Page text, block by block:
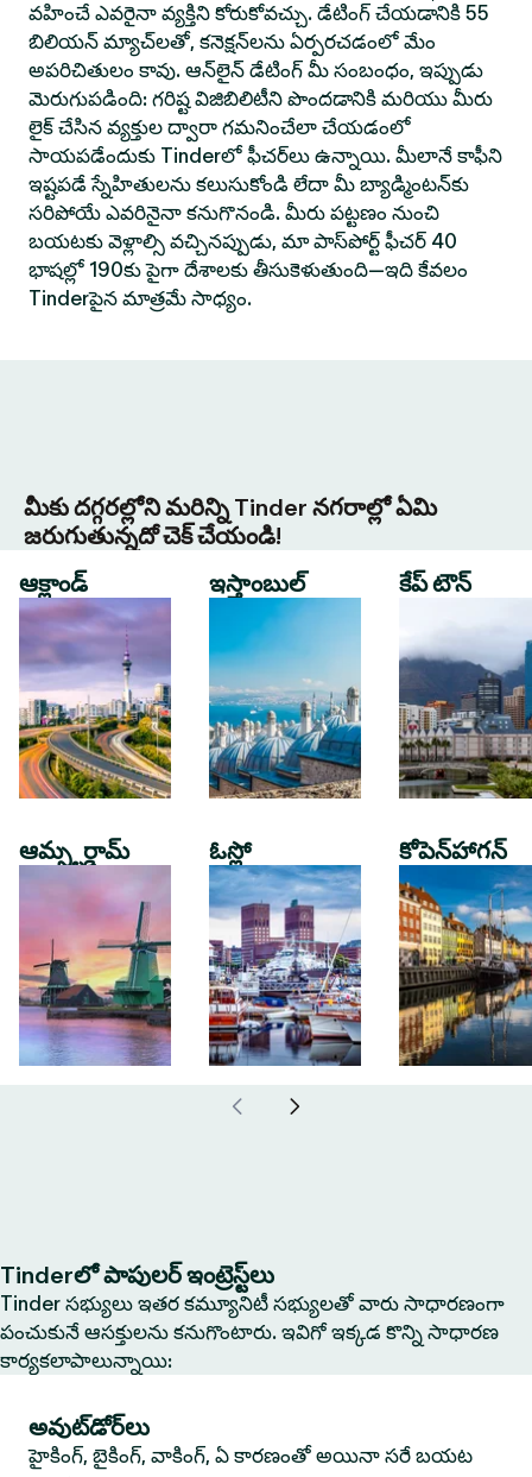
వహించే ఎవరైనా వ్యక్తిని కోరుకోవచ్చు. డేటింగ్ చేయడానికి 55
బిలియన్ మ్యాచ్‌లతో, కనెక్షన్‌లను ఏర్పరచడంలో మేం
అపరిచితులం కావు. ఆన్‌లైన్ డేటింగ్ మీ సంబంధం, ఇప్పుడు
మెరుగుపడింది: గరిష్ట విజిబిలిటీని పొందడానికి మరియు మీరు
లైక్ చేసిన వ్యక్తుల ద్వారా గమనించేలా చేయడంలో
సాయపడేందుకు Tinderలో ఫీచర్‌లు ఉన్నాయి. మీలానే కాఫీని
ఇష్టపడే స్నేహితులను కలుసుకోండి లేదా మీ బ్యాడ్మింటన్‌కు
సరిపోయే ఎవరినైనా కనుగొనండి. మీరు పట్టణం నుంచి
బయటకు వెళ్లాల్సి వచ్చినప్పుడు, మా పాస్‌పోర్ట్ ఫీచర్ 40
భాషల్లో 190కు పైగా దేశాలకు తీసుకెళుతుంది—ఇది కేవలం
Tinderపైన మాత్రమే సాధ్యం.
మీకు దగ్గరల్లోని మరిన్ని Tinder నగరాల్లో ఏమి
జరుగుతున్నదో చెక్ చేయండి!
ఆక్లాండ్
ఆమ్స్టర్డామ్
ఇస్తాంబుల్
ఓస్లో
కేప్ టౌన్
కోపెన్‌హాగన్
Tinderలో పాపులర్ ఇంట్రెస్ట్‌లు
Tinder సభ్యులు ఇతర కమ్యూనిటీ సభ్యులతో వారు సాధారణంగా
పంచుకునే ఆసక్తులను కనుగొంటారు. ఇవిగో ఇక్కడ కొన్ని సాధారణ
కార్యకలాపాలున్నాయి:
అవుట్‌డోర్‌లు
హైకింగ్, బైకింగ్, వాకింగ్, ఏ కారణంతో అయినా సరే బయట